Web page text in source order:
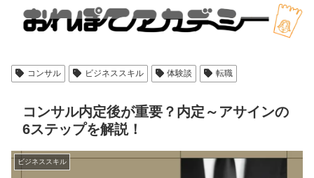
コンサル ビジネススキル 体験談 転職
コンサル内定後が重要？内定～アサインの
6ステップを解説！
ビジネススキル